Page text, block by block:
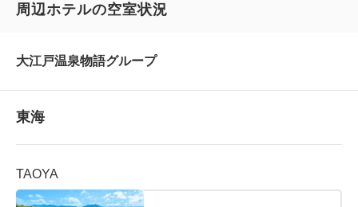
おすすめ 選べるオプション
周辺ホテルの空室状況
大江戸温泉物語グループ
東海
TAOYA